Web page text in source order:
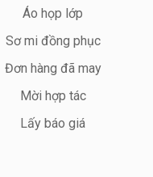
Áo họp lớp
Sơ mi đồng phục
Đơn hàng đã may
Mời hợp tác
Lấy báo giá